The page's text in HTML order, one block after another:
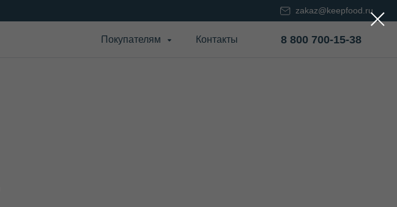
Покупателям 8 800 700-15-38
Контакты
zakaz@keepfood.ru